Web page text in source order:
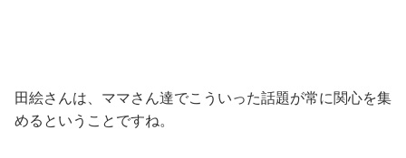
田絵さんは、ママさん達でこういった話題が常に関心を集
めるということですね。